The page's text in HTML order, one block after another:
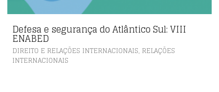
Defesa e segurança do Atlântico Sul: VIII
ENABED
DIREITO E RELAÇÕES INTERNACIONAIS, RELAÇÕES
INTERNACIONAIS